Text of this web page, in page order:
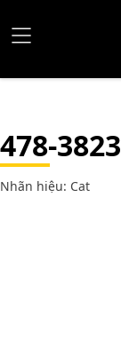
478-3823
Nhãn hiệu: Cat